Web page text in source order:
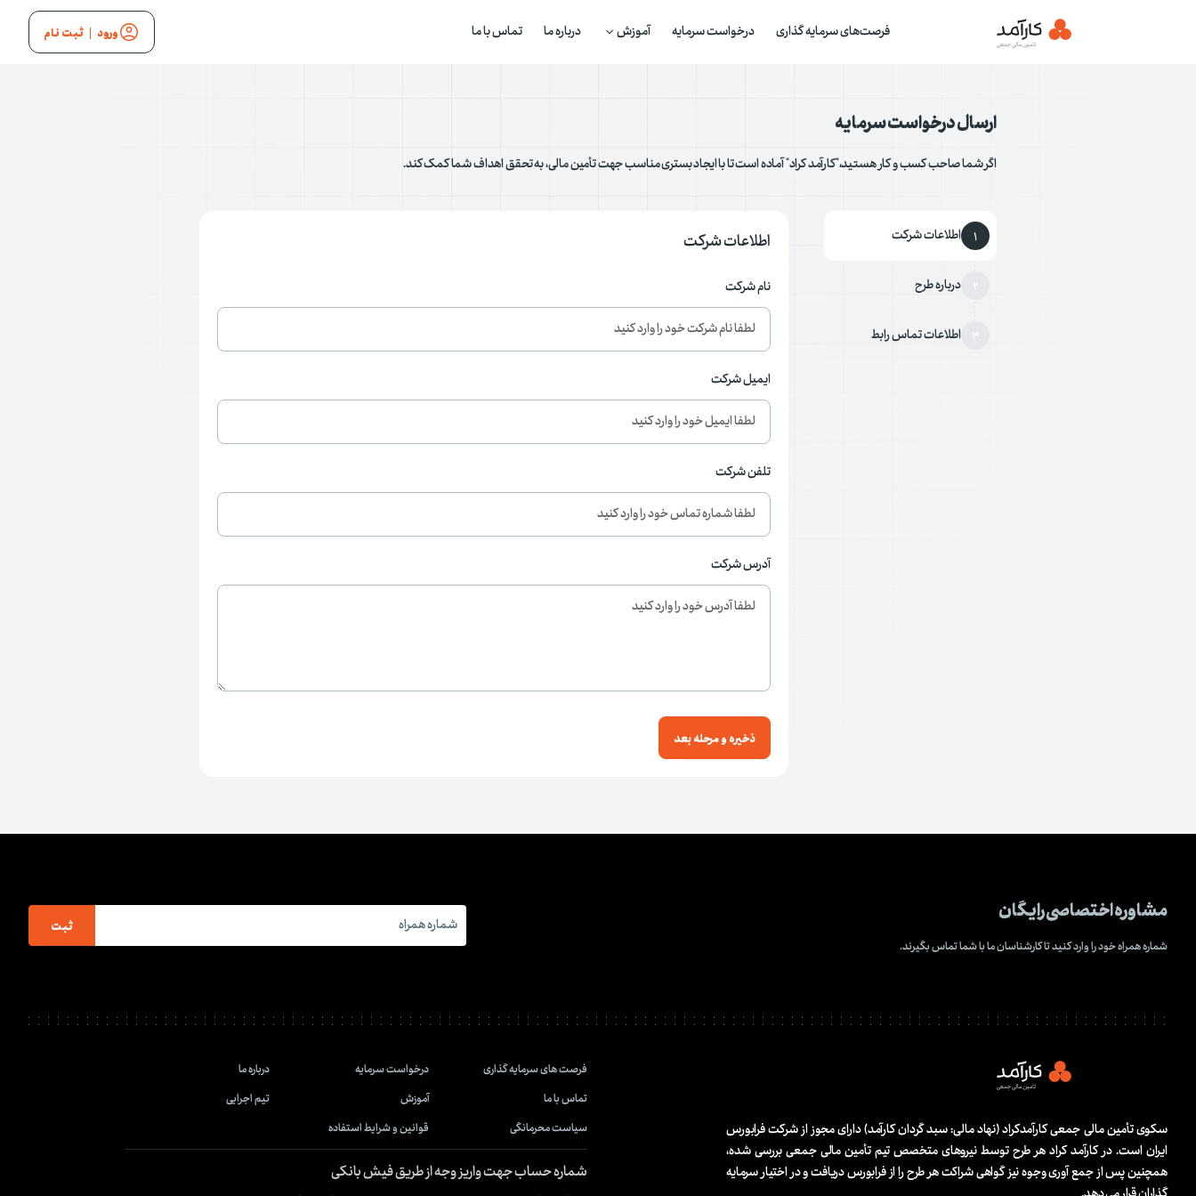
فرصت‌های سرمایه گذاری درخواست سرمایه آموزش درباره ما تماس با ما ورود | ثبت نام
ارسال درخواست سرمایه
اگر شما صاحب کسب و کار هستید،"کارآمد کراد" آماده است تا با ایجاد بستری مناسب جهت تأمین مالی، به تحقق اهداف شما کمک کند.
1 اطلاعات شرکت
2 درباره طرح
3 اطلاعات تماس رابط
اطلاعات شرکت
نام شرکت
ایمیل شرکت
تلفن شرکت
آدرس شرکت
ذخیره و مرحله بعد
مشاوره اختصاصی رایگان
شماره همراه خود را وارد کنید تا کارشناسان ما با شما تماس بگیرند.
ثبت
سکوی تأمین مالی جمعی کارآمدکراد (نهاد مالی:‌ سبد گردان کارآمد) دارای مجوز از شرکت فرابورس
ایران است. در کارآمد کراد هر طرح توسط نیروهای متخصص تیم تأمین مالی جمعی بررسی شده،
همچنین پس از جمع آوری وجوه نیز گواهی شراکت هر طرح را از فرابورس دریافت و در اختیار سرمایه
فرصت های سرمایه گذاری درخواست سرمایه
درباره ما
تماس با ما
آموزش
تیم اجرایی
سیاست محرمانگی
قوانین و شرایط استفاده
شماره حساب جهت واریز وجه از طریق فیش بانکی